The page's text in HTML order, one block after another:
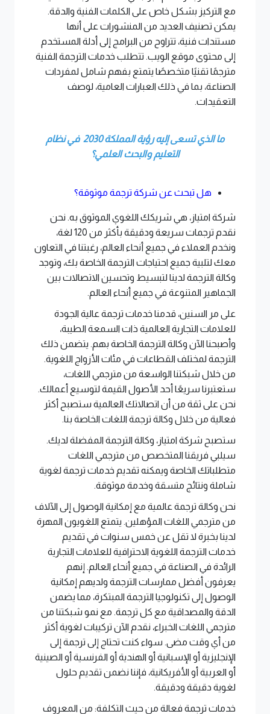
مع التركيز بشكل خاص على الكلمات الفنية والدقة.
يمكن تصنيف العديد من المنشورات على أنها
مستندات فنية، تتراوح من البرامج إلى أدلة المستخدم
إلى محتوى موقع الويب. تتطلب خدمات الترجمة الفنية
مترجمًا تقنيًا متخصصًا يتمتع بفهم شامل لمفردات
الصناعة، بما في ذلك العبارات العامية، لوصف
التعقيدات.
ما الذي تسعى إليه رؤية المملكة 2030 في نظام
التعليم والبحث العلمي؟
هل تبحث عن شركة ترجمة موثوقة؟
شركة امتياز، هي شريكك اللغوي الموثوق به. نحن
نقدم ترجمات سريعة ودقيقة بأكثر من 120 لغة،
ونخدم العملاء في جميع أنحاء العالم، رغبتنا في التعاون
معك لتلبية جميع احتياجات الترجمة الخاصة بك، وتوجد
وكالة الترجمة لدينا لتبسيط وتحسين الاتصالات بين
الجماهير المتنوعة في جميع أنحاء العالم.
على مر السنين، قدمنا خدمات ترجمة عالية الجودة
للعلامات التجارية العالمية ذات السمعة الطيبة،
وأصبحنا الآن وكالة الترجمة الخاصة بهم. يتضمن ذلك
الترجمة لمختلف القطاعات في مئات الأزواج اللغوية.
من خلال شبكتنا الواسعة من مترجمي اللغات،
ستعتبرنا سريعًا أحد الأصول القيمة لتوسيع أعمالك.
نحن على ثقة من أن اتصالاتك العالمية ستصبح أكثر
فعالية من خلال وكالة ترجمة اللغات الخاصة بنا.
ستصبح شركة امتياز، وكالة الترجمة المفضلة لديك.
سيلبي فريقنا المتخصص من مترجمي اللغات
متطلباتك الخاصة ويمكنه تقديم خدمات ترجمة لغوية
شاملة ونتائج متسقة وخدمة موثوقة.
نحن وكالة ترجمة عالمية مع إمكانية الوصول إلى الآلاف
من مترجمي اللغات المؤهلين. يتمتع اللغويون المهرة
لدينا بخبرة لا تقل عن خمس سنوات في تقديم
خدمات الترجمة اللغوية الاحترافية للعلامات التجارية
الرائدة في الصناعة في جميع أنحاء العالم. إنهم
يعرفون أفضل ممارسات الترجمة ولديهم إمكانية
الوصول إلى تكنولوجيا الترجمة المبتكرة، مما يضمن
الدقة والمصداقية مع كل ترجمة. مع نمو شبكتنا من
مترجمي اللغات الخبراء، نقدم الآن تركيبات لغوية أكثر
من أي وقت مضى. سواء كنت تحتاج إلى ترجمة إلى
الإنجليزية أو الإسبانية أو الهندية أو الفرنسية أو الصينية
أو العربية أو الأفريكانية، فإننا نضمن تقديم حلول
لغوية دقيقة ودقيقة.
خدمات ترجمة فعالة من حيث التكلفة: من المعروف